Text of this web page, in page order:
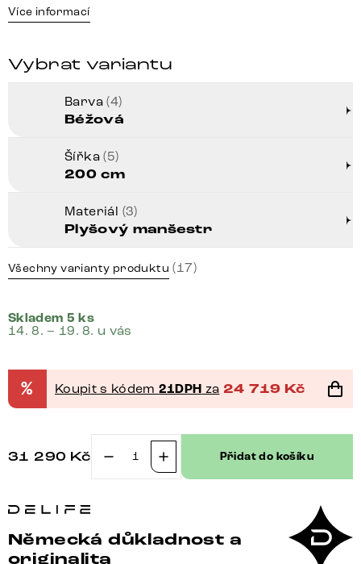
Více informací
Vybrat variantu
Barva(4)
Béžová
Šířka(5)
200 cm
Materiál (3)
Plyšový manšestr
Všechny varianty produktu (17)
Skladem 5 ks
14. 8. – 19. 8. u vás
% Koupit s kódem 21DPH za 24 719 Kč
31 290 Kč
Boxspring
plyšový
Přidat do košíku
Německá důkladnost a
originalita